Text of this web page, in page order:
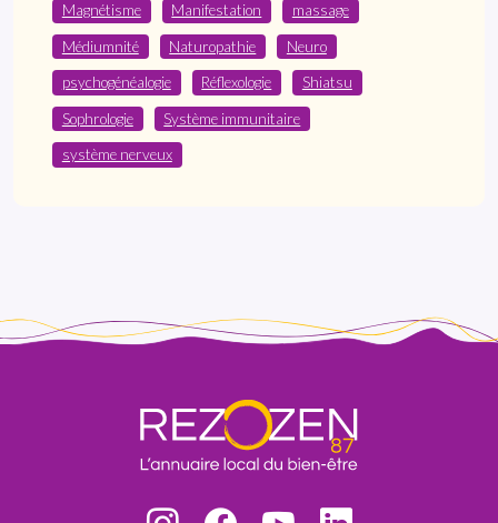
Magnétisme Manifestation massage
Médiumnité Naturopathie Neuro
psychogénéalogie Réflexologie Shiatsu
Sophrologie Système immunitaire
système nerveux